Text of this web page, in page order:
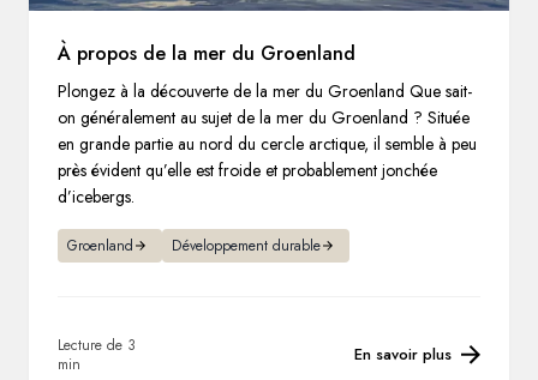
À propos de la mer du Groenland
Plongez à la découverte de la mer du Groenland Que sait-
on généralement au sujet de la mer du Groenland ? Située
en grande partie au nord du cercle arctique, il semble à peu
près évident qu’elle est froide et probablement jonchée
d’icebergs.
Groenland Développement durable
Lecture de 3
min
En savoir plus